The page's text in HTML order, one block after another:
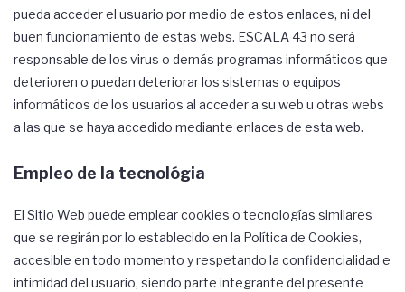
pueda acceder el usuario por medio de estos enlaces, ni del
buen funcionamiento de estas webs. ESCALA 43 no será
responsable de los virus o demás programas informáticos que
deterioren o puedan deteriorar los sistemas o equipos
informáticos de los usuarios al acceder a su web u otras webs
a las que se haya accedido mediante enlaces de esta web.
Empleo de la tecnológia
El Sitio Web puede emplear cookies o tecnologías similares
que se regirán por lo establecido en la Política de Cookies,
accesible en todo momento y respetando la confidencialidad e
intimidad del usuario, siendo parte integrante del presente